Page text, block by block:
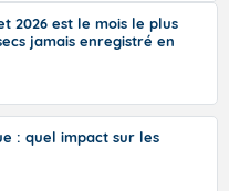
à nord, ou ouest à nord-
à la vallée de l’Aude et à
vient du latin trasmontanus,
régions montagneuses
2026 est le mois le plus
jamais enregistré en
: quel impact sur les